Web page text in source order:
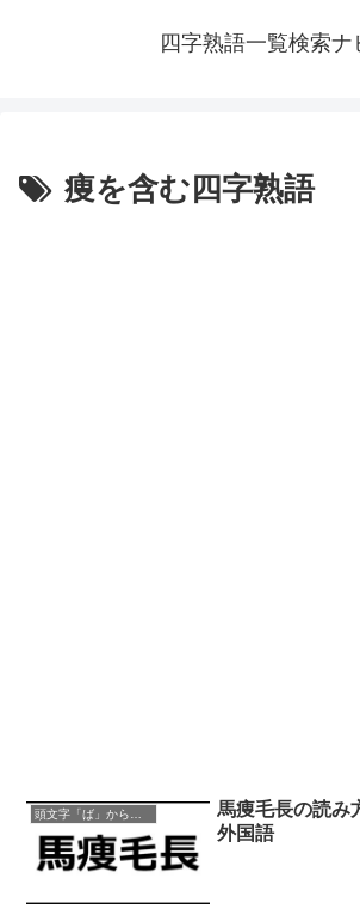
四字熟語一覧検索ナ
痩を含む四字熟語
馬痩毛長の読み
外国語